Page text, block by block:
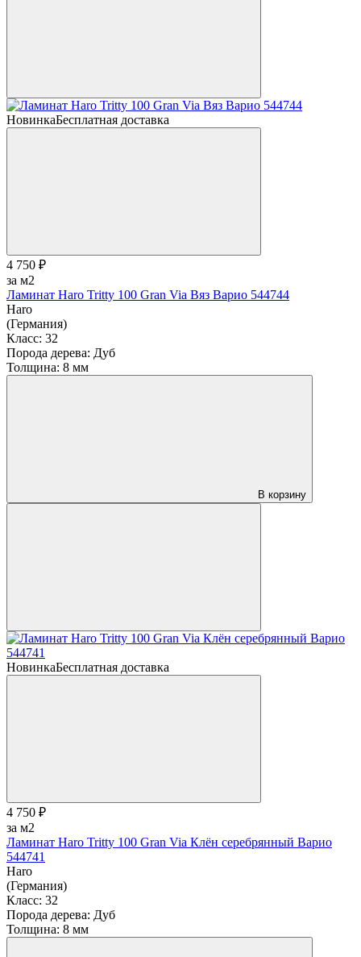
НовинкаБесплатная доставка
4 750 ₽
за м2
Ламинат Haro Tritty 100 Gran Via Вяз Варио 544744
Haro
(Германия)
Класс: 32
Порода дерева: Дуб
Толщина: 8 мм
В корзину
НовинкаБесплатная доставка
4 750 ₽
за м2
Ламинат Haro Tritty 100 Gran Via Клён серебрянный Варио
544741
Haro
(Германия)
Класс: 32
Порода дерева: Дуб
Толщина: 8 мм